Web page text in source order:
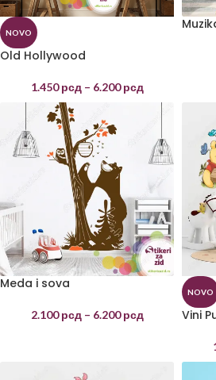
NOVO
Old Hollywood
1.450рсд – 6.200рсд
Meda i sova
2.100рсд – 6.200рсд
NOVO
Vini